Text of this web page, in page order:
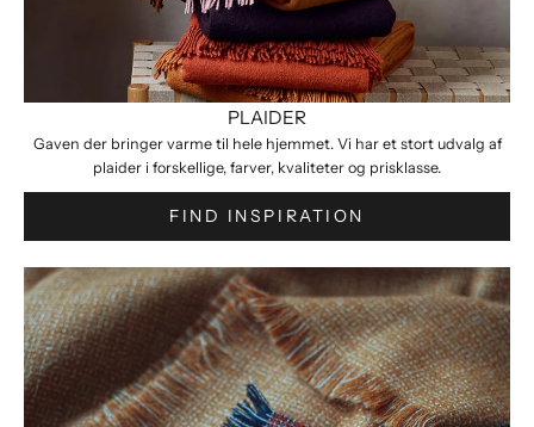
PLAIDER
Gaven der bringer varme til hele hjemmet. Vi har et stort udvalg af
plaider i forskellige, farver, kvaliteter og prisklasse.
FIND INSPIRATION